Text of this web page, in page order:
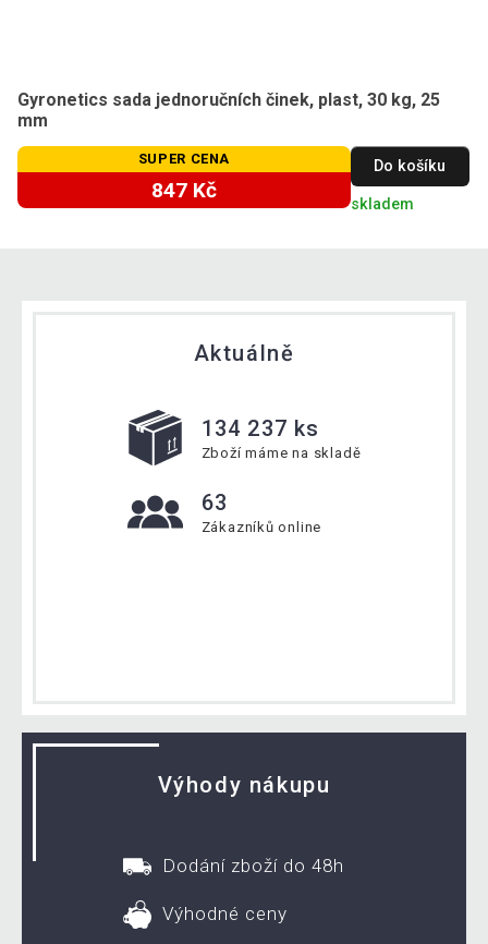
Gyronetics sada jednoručních činek, plast, 30 kg, 25
mm
SUPER CENA
847 Kč
Do košíku
skladem
Aktuálně
134 237 ks
Zboží máme na skladě
63
Zákazníků online
Výhody nákupu
Dodání zboží do 48h
Výhodné ceny